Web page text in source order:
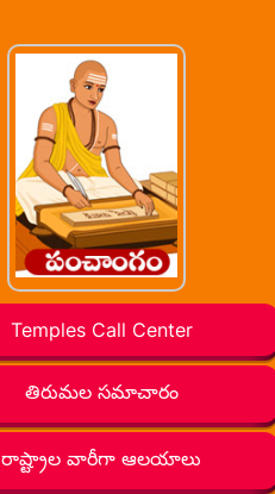
Temples Call Center
తిరుమల సమాచారం
రాష్ట్రాల వారీగా ఆలయాలు